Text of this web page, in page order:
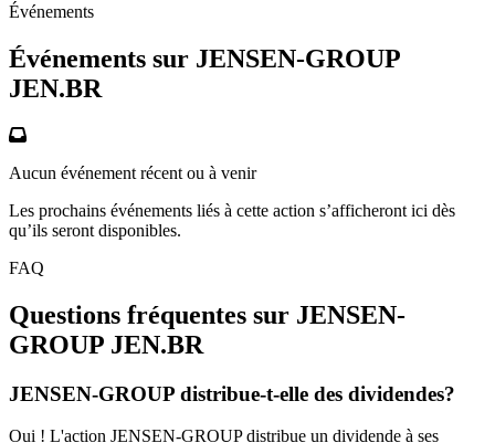
Événements
Événements sur JENSEN-GROUP
JEN.BR
Aucun événement récent ou à venir
Les prochains événements liés à cette action s’afficheront ici dès
qu’ils seront disponibles.
FAQ
Questions fréquentes sur JENSEN-
GROUP JEN.BR
JENSEN-GROUP distribue-t-elle des dividendes?
Oui ! L'action JENSEN-GROUP distribue un dividende à ses